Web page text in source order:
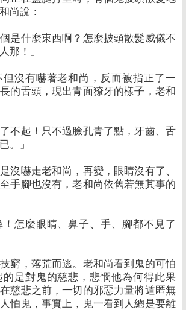
尚說：
什麼東西啊？怎麼披頭散髮威儀不
那！」
有嚇著老和尚，反而被指正了一
的舌頭，現出青面獠牙的樣子，老和
起！只不過臉孔青了點，牙齒、舌
。」
嚇走老和尚，再變，眼睛沒有了、
手腳也沒有，老和尚依舊若無其事的
麼眼睛、鼻子、手、腳都不見了
，落荒而逃。老和尚看到鬼的可怕
是對鬼的慈悲，悲憫他為何得此果
慈悲之前，一切的邪惡力量將遁匿無
怕鬼，事實上，鬼一看到人總是要離